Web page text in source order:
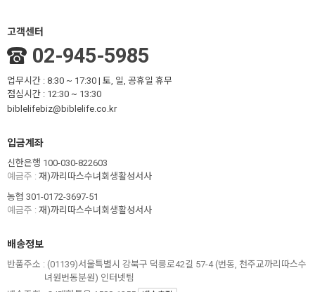
고객센터
02-945-5985
업무시간 : 8:30 ~ 17:30 | 토, 일, 공휴일 휴무
점심시간 : 12:30 ~ 13:30
biblelifebiz@biblelife.co.kr
입금계좌
신한은행 100-030-822603
예금주 : 재)까리따스수녀회생활성서사
농협 301-0172-3697-51
예금주 : 재)까리따스수녀회생활성서사
배송정보
반품주소 : (01139)서울특별시 강북구 덕릉로42길 57-4 (번동, 천주교까리따스수
녀원번동분원) 인터넷팀